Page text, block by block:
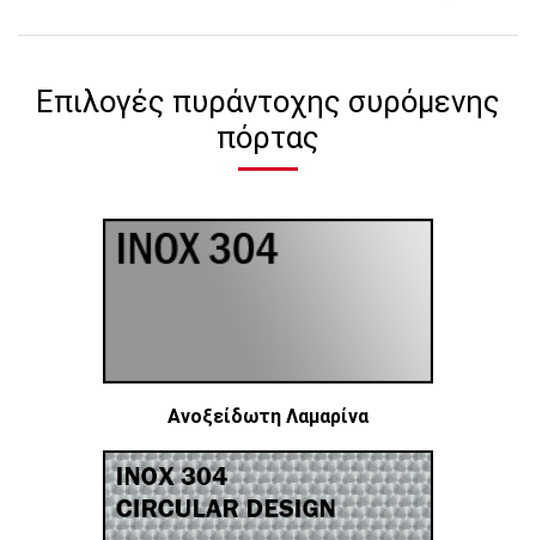
Επιλογές πυράντοχης συρόμενης
πόρτας
Ανοξείδωτη Λαμαρίνα